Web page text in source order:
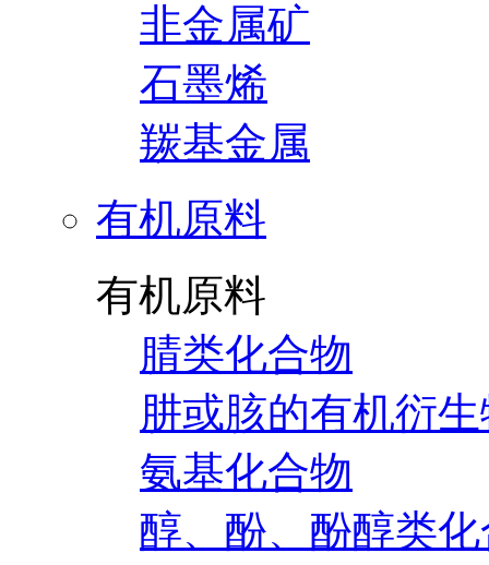
非金属矿
石墨烯
羰基金属
有机原料
有机原料
腈类化合物
肼或胲的有机衍
氨基化合物
醇、酚、酚醇类